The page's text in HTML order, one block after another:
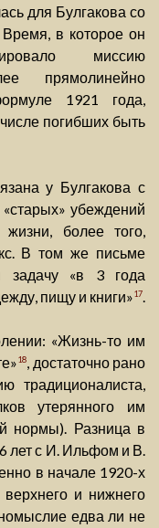
для Булгакова со
в которое он
миссию
прямолинейно
1921 года,
погибших быть
у Булгакова с
убеждений
более того,
В том же письме
задачу «в 3 года
пищу и книги»17.
«Жизнь-то им
18, достаточно рано
традиционалиста,
утерянного им
нормы). Разница в
лет с И. Ильфом и В.
в начале 1920-х
и нижнего
едва ли не